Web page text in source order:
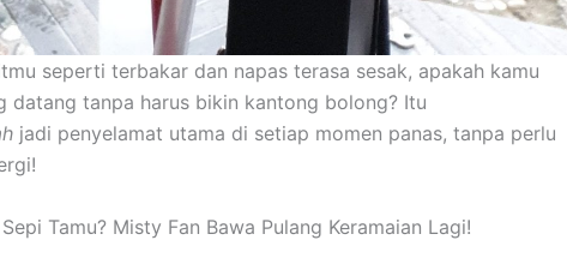
seperti terbakar dan napas terasa sesak, apakah kamu
datang tanpa harus bikin kantong bolong? Itu
jadi penyelamat utama di setiap momen panas, tanpa perlu
Tamu? Misty Fan Bawa Pulang Keramaian Lagi!